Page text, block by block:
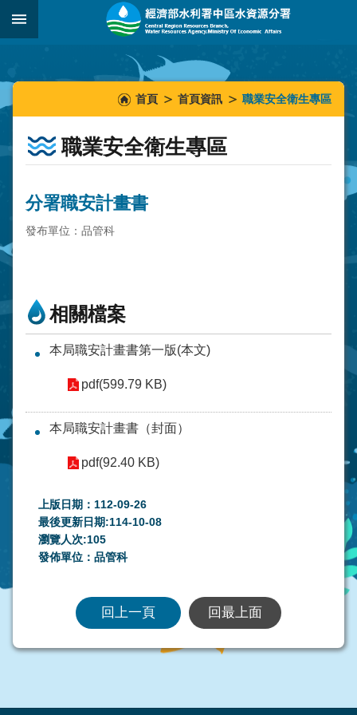
跳到主要內容區塊
::::::
首頁 首頁資訊 職業安全衛生專區
職業安全衛生專區
分署職安計畫書
發布單位：品管科
相關檔案
本局職安計畫書第一版(本文)
pdf(599.79 KB)
本局職安計畫書（封面）
pdf(92.40 KB)
上版日期：112-09-26
最後更新日期:114-10-08
瀏覽人次:105
發佈單位：品管科
回上一頁 回最上面